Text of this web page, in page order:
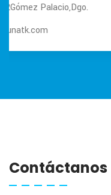
Eucalipto MZ 13-A
Tabla Honda, 54126
8600
Contáctanos